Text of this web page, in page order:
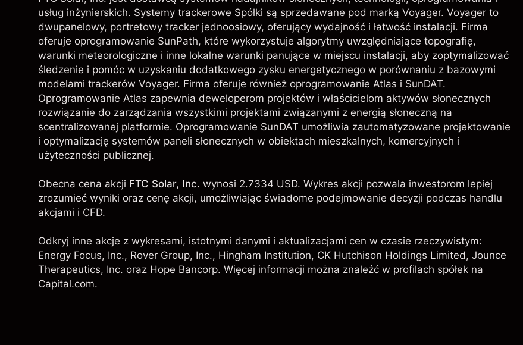
usług inżynierskich. Systemy trackerowe Spółki są sprzedawane pod marką Voyager. Voyager to
dwupanelowy, portretowy tracker jednoosiowy, oferujący wydajność i łatwość instalacji. Firma
oferuje oprogramowanie SunPath, które wykorzystuje algorytmy uwzględniające topografię,
warunki meteorologiczne i inne lokalne warunki panujące w miejscu instalacji, aby zoptymalizować
śledzenie i pomóc w uzyskaniu dodatkowego zysku energetycznego w porównaniu z bazowymi
modelami trackerów Voyager. Firma oferuje również oprogramowanie Atlas i SunDAT.
Oprogramowanie Atlas zapewnia deweloperom projektów i właścicielom aktywów słonecznych
rozwiązanie do zarządzania wszystkimi projektami związanymi z energią słoneczną na
scentralizowanej platformie. Oprogramowanie SunDAT umożliwia zautomatyzowane projektowanie
i optymalizację systemów paneli słonecznych w obiektach mieszkalnych, komercyjnych i
użyteczności publicznej.
Obecna cena akcji FTC Solar, Inc. wynosi 2.7334 USD. Wykres akcji pozwala inwestorom lepiej
zrozumieć wyniki oraz cenę akcji, umożliwiając świadome podejmowanie decyzji podczas handlu
akcjami i CFD.
Odkryj inne akcje z wykresami, istotnymi danymi i aktualizacjami cen w czasie rzeczywistym:
Energy Focus, Inc., Rover Group, Inc., Hingham Institution, CK Hutchison Holdings Limited, Jounce
Therapeutics, Inc. oraz Hope Bancorp. Więcej informacji można znaleźć w profilach spółek na
Capital.com.